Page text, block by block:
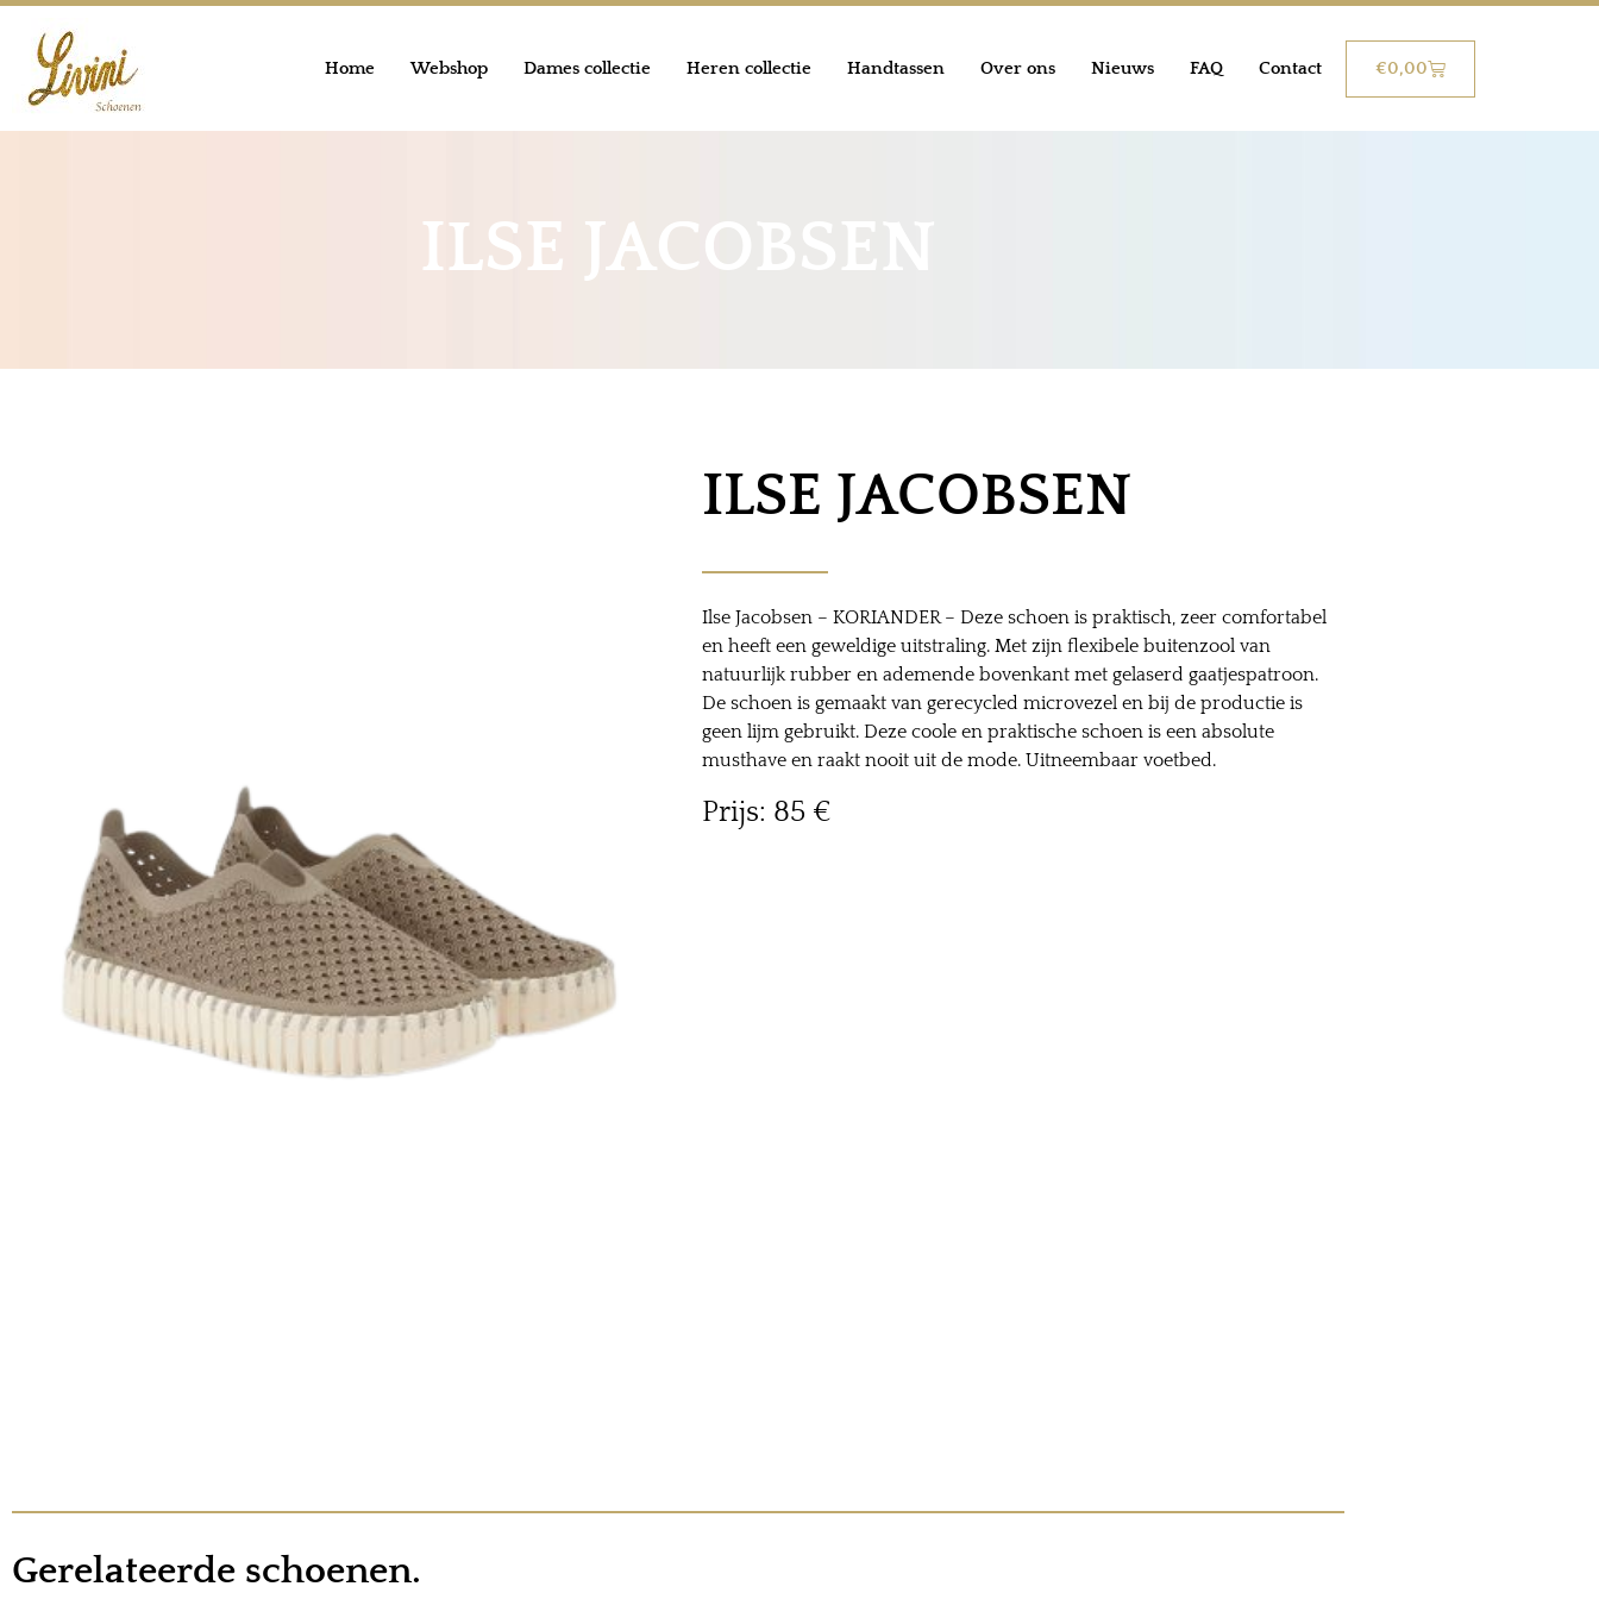
Home Webshop Dames collectie Heren collectie Handtassen Over ons Nieuws FAQ Contact €0,00
ILSE JACOBSEN
ILSE JACOBSEN
Ilse Jacobsen – KORIANDER – Deze schoen is praktisch, zeer comfortabel
en heeft een geweldige uitstraling. Met zijn flexibele buitenzool van
natuurlijk rubber en ademende bovenkant met gelaserd gaatjespatroon.
De schoen is gemaakt van gerecycled microvezel en bij de productie is
geen lijm gebruikt. Deze coole en praktische schoen is een absolute
musthave en raakt nooit uit de mode. Uitneembaar voetbed.
Prijs: 85 ‎€
Gerelateerde schoenen.